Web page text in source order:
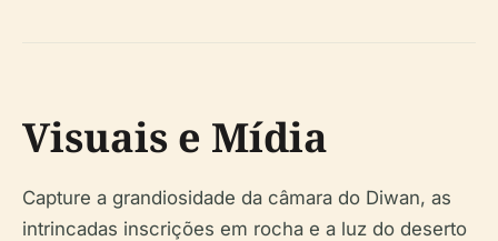
Visuais e Mídia
Capture a grandiosidade da câmara do Diwan, as
intrincadas inscrições em rocha e a luz do deserto